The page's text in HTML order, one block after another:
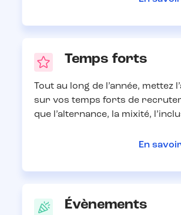
Temps forts
Tout au long de l’année, mettez
sur vos temps forts de
que l’alternance, la mixité,
En
Évènements